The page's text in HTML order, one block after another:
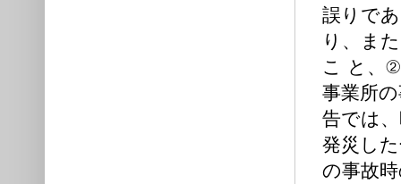
誤りであ
り、ま
こ と、
事業所
告では
発災し
の事故